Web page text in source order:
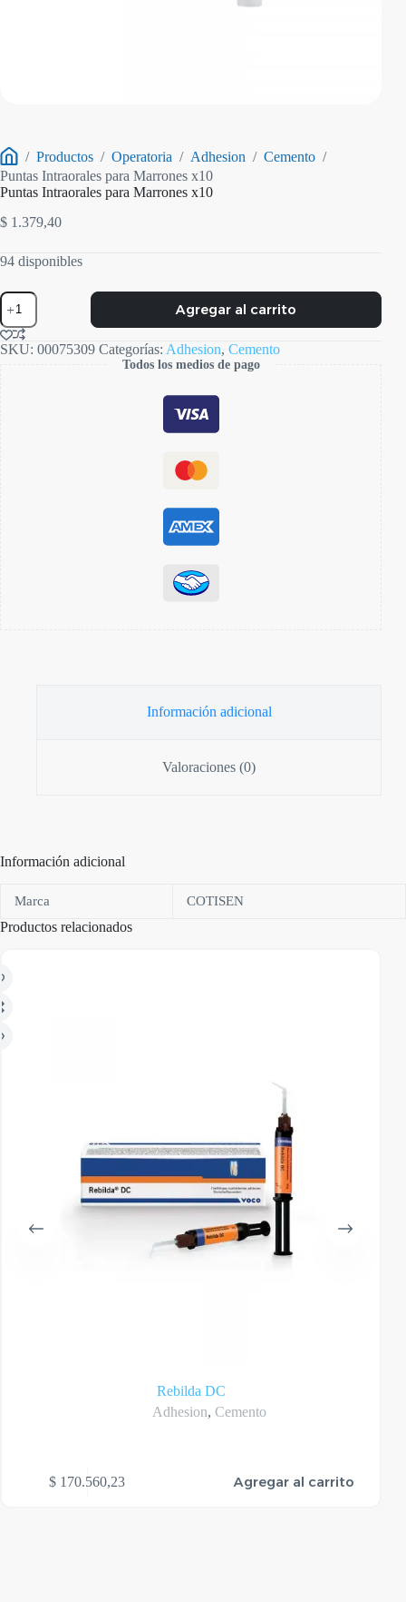
Inicio
/ Productos / Operatoria / Adhesion / Cemento /
Puntas Intraorales para Marrones x10
Puntas Intraorales para Marrones x10
$ 1.379,40
94 disponibles
Puntas
Intraorales
para
Marrones
x10
Agregar al carrito
SKU: 00075309 Categorías: Adhesion, Cemento
Todos los medios de pago
Información adicional
Valoraciones (0)
Información adicional
Marca COTISEN
Productos relacionados
Rebilda DC
Adhesion, Cemento
$ 170.560,23 Agregar al carrito